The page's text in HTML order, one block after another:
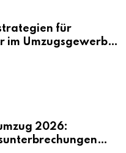
für
im Umzugsgewerbe
2026: